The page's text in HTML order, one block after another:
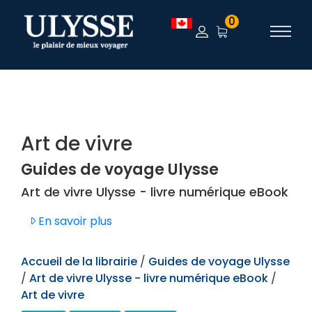
TEST 0
Art de vivre
Guides de voyage Ulysse
Art de vivre Ulysse - livre numérique eBook
En savoir plus
Accueil de la librairie / Guides de voyage Ulysse
/ Art de vivre Ulysse - livre numérique eBook /
Art de vivre